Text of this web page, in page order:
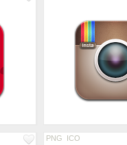
PNG ICO